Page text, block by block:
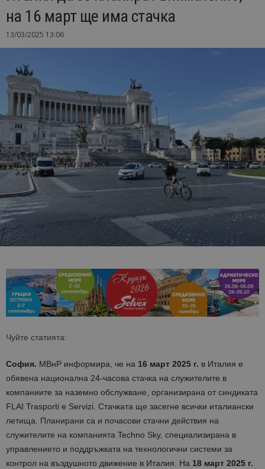
на 16 март ще има стачка
13/03/2025 13:06
Чуйте статията:
София. МВнР информира, че на 16 март 2025 г. в Италия е
обявена национална 24-часова стачка на служителите в
компаниите за наземно обслужване, организирана от синдиката
FLAI Trasporti e Servizi. Стачката ще засегне всички италиански
летища. Планирани са и почасови стачни действия на
служителите на компанията Techno Sky, специализирана в
управлението и поддръжката на технологични системи за
контрол на въздушното движение в Италия. На 18 март 2025 г.